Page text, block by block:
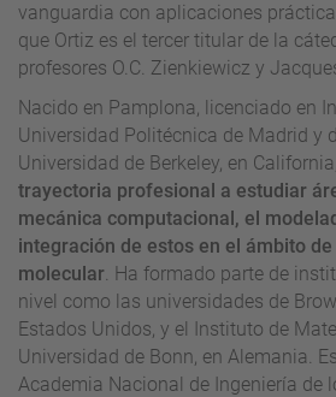
vanguardia con aplicaciones
que Ortiz es el tercer titular de la
profesores O.C. Zienkiewicz y
Nacido en Pamplona, licenciado en
Universidad Politécnica de Madrid y
Universidad de Berkeley, en California,
trayectoria profesional a estudiar
mecánica computacional, el
integración de estos en el ámbito
molecular. Ha formado parte de
nivel como las universidades de
Estados Unidos, y el Instituto de
Universidad de Bonn, en Alemania.
Academia Nacional de Ingeniería de